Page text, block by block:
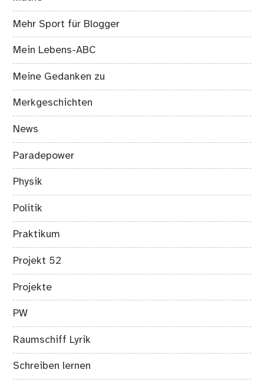
Mehr Sport für Blogger
Mein Lebens-ABC
Meine Gedanken zu
Merkgeschichten
News
Paradepower
Physik
Politik
Praktikum
Projekt 52
Projekte
PW
Raumschiff Lyrik
Schreiben lernen